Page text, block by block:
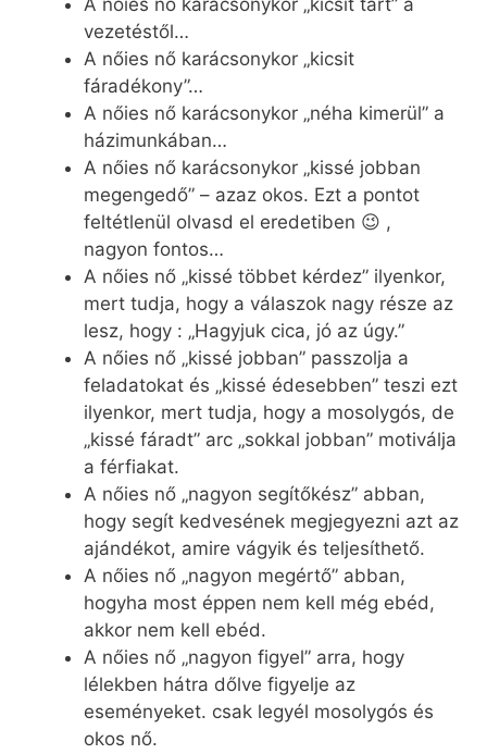
vezetéstől…
A nőies nő karácsonykor „kicsit
fáradékony”…
A nőies nő karácsonykor „néha kimerül” a
házimunkában…
A nőies nő karácsonykor „kissé jobban
megengedő” – azaz okos. Ezt a pontot
feltétlenül olvasd el eredetiben 😉 ,
nagyon fontos…
A nőies nő „kissé többet kérdez” ilyenkor,
mert tudja, hogy a válaszok nagy része az
lesz, hogy : „Hagyjuk cica, jó az úgy.”
A nőies nő „kissé jobban” passzolja a
feladatokat és „kissé édesebben” teszi ezt
ilyenkor, mert tudja, hogy a mosolygós, de
„kissé fáradt” arc „sokkal jobban” motiválja
a férfiakat.
A nőies nő „nagyon segítőkész” abban,
hogy segít kedvesének megjegyezni azt az
ajándékot, amire vágyik és teljesíthető.
A nőies nő „nagyon megértő” abban,
hogyha most éppen nem kell még ebéd,
akkor nem kell ebéd.
A nőies nő „nagyon figyel” arra, hogy
lélekben hátra dőlve figyelje az
eseményeket. csak legyél mosolygós és
okos nő.